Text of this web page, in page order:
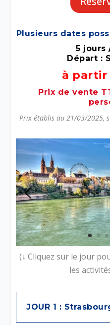
Plusieurs dates
5 jours
Départ :
à partir
Prix de vente
Prix établis au 21/03/2025,
(↓ Cliquez sur le jour
les
JOUR 1 :